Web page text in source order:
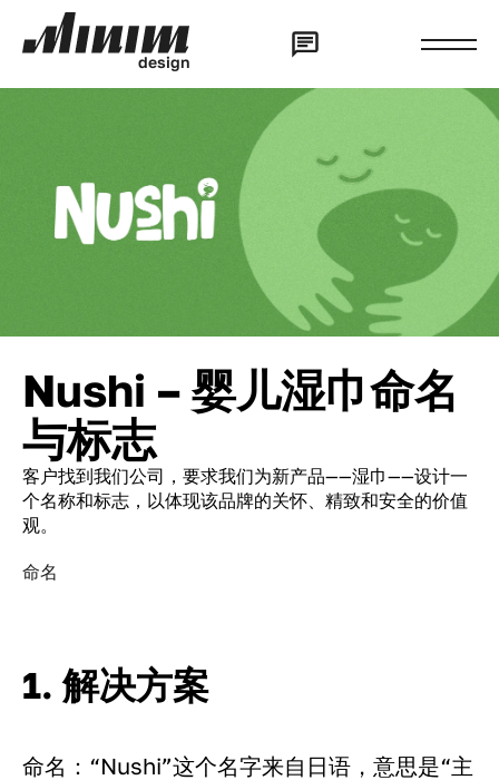
design
Nushi – 婴儿湿巾命名
与标志
客户找到我们公司，要求我们为新产品——湿巾——设计一
个名称和标志，以体现该品牌的关怀、精致和安全的价值
观。
命名
1. 解决方案
命名：“Nushi”这个名字来自日语，意思是“主